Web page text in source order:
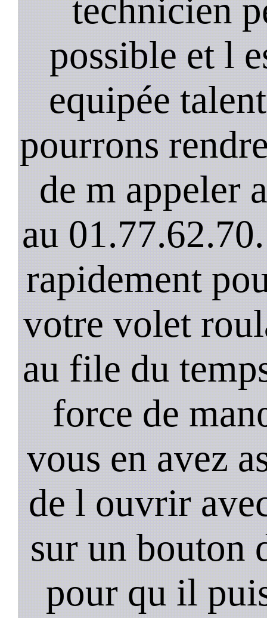
technicien
possible et l
equipée
pourrons
de m appeler
au
rapidement
votre volet
au file du
force de
vous en avez
de l ouvrir
sur un bouton
pour qu il